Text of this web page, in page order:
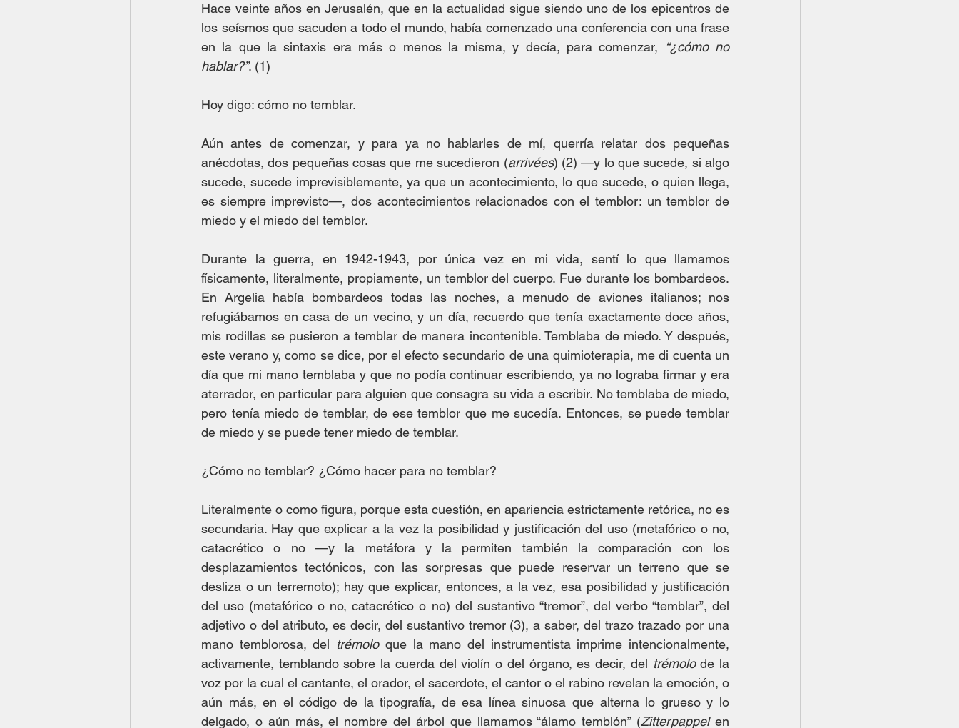
ensayísticas literarias crueldades fin de un mundo Epistolarios Dossier Orillas
eróticas lúdicas dossier hastíos
Hace veinte años en Jerusalén, que en la actualidad sigue siendo uno de los epicentros de
los seísmos que sacuden a todo el mundo, había comenzado una conferencia con una frase
en la que la sintaxis era más o menos la misma, y decía, para comenzar,
“¿cómo no
hablar?”. (1)
Hoy digo: cómo no temblar.
Aún antes de comenzar, y para ya no hablarles de mí, querría relatar dos pequeñas
anécdotas, dos pequeñas cosas que me sucedieron (arrivées) (2) —y lo que sucede, si algo
sucede, sucede imprevisiblemente, ya que un acontecimiento, lo que sucede, o quien llega,
es siempre imprevisto—, dos acontecimientos relacionados con el temblor: un temblor de
miedo y el miedo del temblor.
Durante la guerra, en 1942-1943, por única vez en mi vida, sentí lo que llamamos
físicamente, literalmente, propiamente, un temblor del cuerpo. Fue durante los bombardeos.
En Argelia había bombardeos todas las noches, a menudo de aviones italianos; nos
refugiábamos en casa de un vecino, y un día, recuerdo que tenía exactamente doce años,
mis rodillas se pusieron a temblar de manera incontenible. Temblaba de miedo. Y después,
este verano y, como se dice, por el efecto secundario de una quimioterapia, me di cuenta un
día que mi mano temblaba y que no podía continuar escribiendo, ya no lograba firmar y era
aterrador, en particular para alguien que consagra su vida a escribir. No temblaba de miedo,
pero tenía miedo de temblar, de ese temblor que me sucedía. Entonces, se puede temblar
de miedo y se puede tener miedo de temblar.
¿Cómo no temblar? ¿Cómo hacer para no temblar?
Literalmente o como figura, porque esta cuestión, en apariencia estrictamente retórica, no es
secundaria. Hay que explicar a la vez la posibilidad y justificación del uso (metafórico o no,
catacrético o no —y la metáfora y la permiten también la comparación con los
desplazamientos tectónicos, con las sorpresas que puede reservar un terreno que se
desliza o un terremoto); hay que explicar, entonces, a la vez, esa posibilidad y justificación
del uso (metafórico o no, catacrético o no) del sustantivo “tremor”, del verbo “temblar”, del
adjetivo o del atributo, es decir, del sustantivo tremor (3), a saber, del trazo trazado por una
mano temblorosa, del trémolo que la mano del instrumentista imprime intencionalmente,
activamente, temblando sobre la cuerda del violín o del órgano, es decir, del trémolo de la
voz por la cual el cantante, el orador, el sacerdote, el cantor o el rabino revelan la emoción, o
aún más, en el código de la tipografía, de esa línea sinuosa que alterna lo grueso y lo
delgado, o aún más, el nombre del árbol que llamamos “álamo temblón” (Zitterpappel en